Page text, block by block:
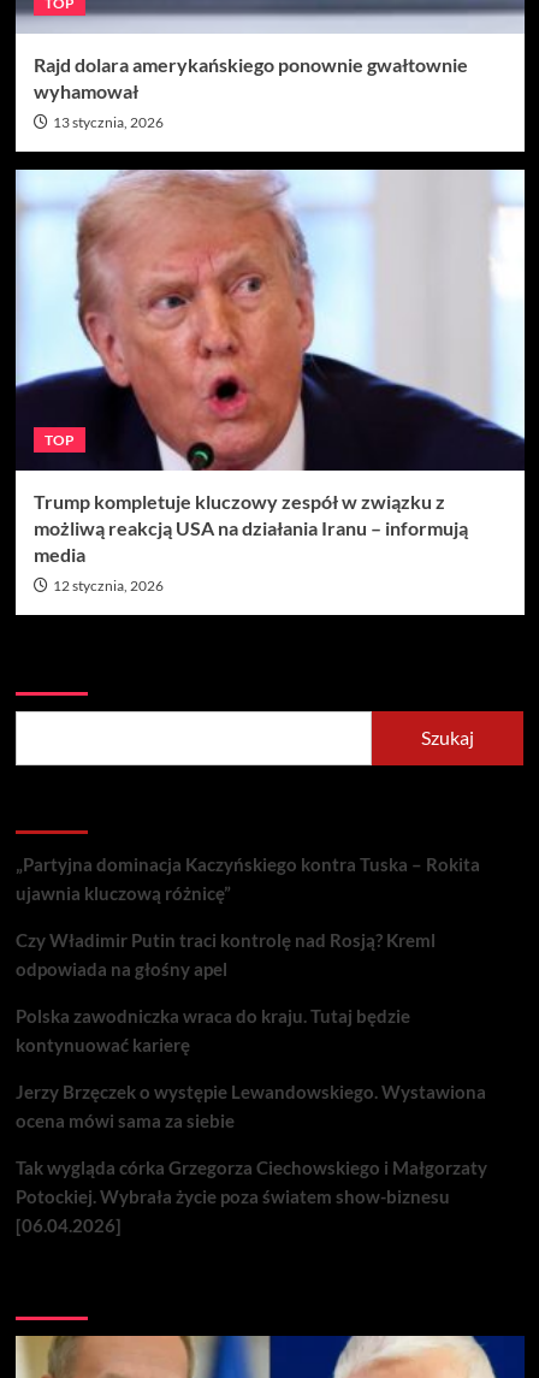
Rajd dolara amerykańskiego ponownie gwałtownie
wyhamował
13 stycznia, 2026
TOP
Trump kompletuje kluczowy zespół w związku z
możliwą reakcją USA na działania Iranu – informują
media
12 stycznia, 2026
Szukaj
„Partyjna dominacja Kaczyńskiego kontra Tuska – Rokita
ujawnia kluczową różnicę”
Czy Władimir Putin traci kontrolę nad Rosją? Kreml
odpowiada na głośny apel
Polska zawodniczka wraca do kraju. Tutaj będzie
kontynuować karierę
Jerzy Brzęczek o występie Lewandowskiego. Wystawiona
ocena mówi sama za siebie
Tak wygląda córka Grzegorza Ciechowskiego i Małgorzaty
Potockiej. Wybrała życie poza światem show-biznesu
[06.04.2026]